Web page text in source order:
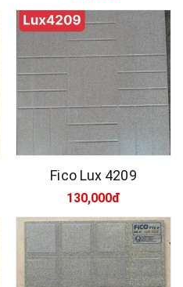
Fico Lux 4209
130,000đ